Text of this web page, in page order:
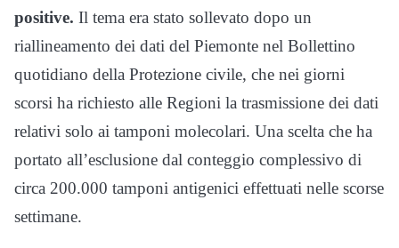
positive. Il tema era stato sollevato dopo un
riallineamento dei dati del Piemonte nel Bollettino
quotidiano della Protezione civile, che nei giorni
scorsi ha richiesto alle Regioni la trasmissione dei dati
relativi solo ai tamponi molecolari. Una scelta che ha
portato all’esclusione dal conteggio complessivo di
circa 200.000 tamponi antigenici effettuati nelle scorse
settimane.